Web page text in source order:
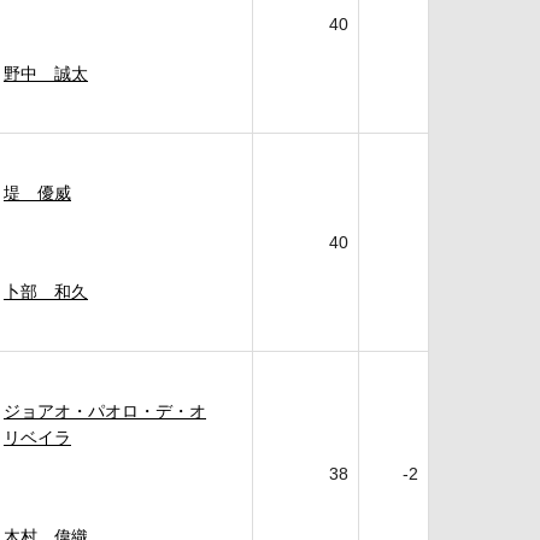
野中 誠太
40
堤 優威
卜部 和久
40
ジョアオ・パオロ・デ・オ
リベイラ
38 -2